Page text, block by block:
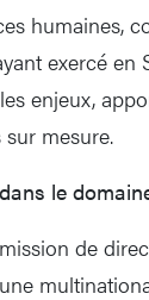
humaines,
exercé en
enjeux,
mesure.
le
de